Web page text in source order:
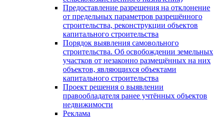
Предоставление разрешения на отклонение
от предельных параметров разрешённого
строительства, реконструкции объектов
капитального строительства
Порядок выявления самовольного
строительства. Об освобождении земельных
участков от незаконно размещённых на них
объектов, являющихся объектами
капитального строительства
Проект решения о выявлении
правообладателя ранее учтённых объектов
недвижимости
Реклама